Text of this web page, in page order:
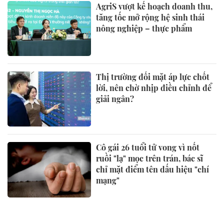
AgriS vượt kế hoạch doanh thu,
tăng tốc mở rộng hệ sinh thái
nông nghiệp – thực phẩm
Thị trường đối mặt áp lực chốt
lời, nên chờ nhịp điều chỉnh để
giải ngân?
Cô gái 26 tuổi tử vong vì nốt
ruồi "lạ" mọc trên trán, bác sĩ
chỉ mặt điểm tên dấu hiệu "chí
mạng"